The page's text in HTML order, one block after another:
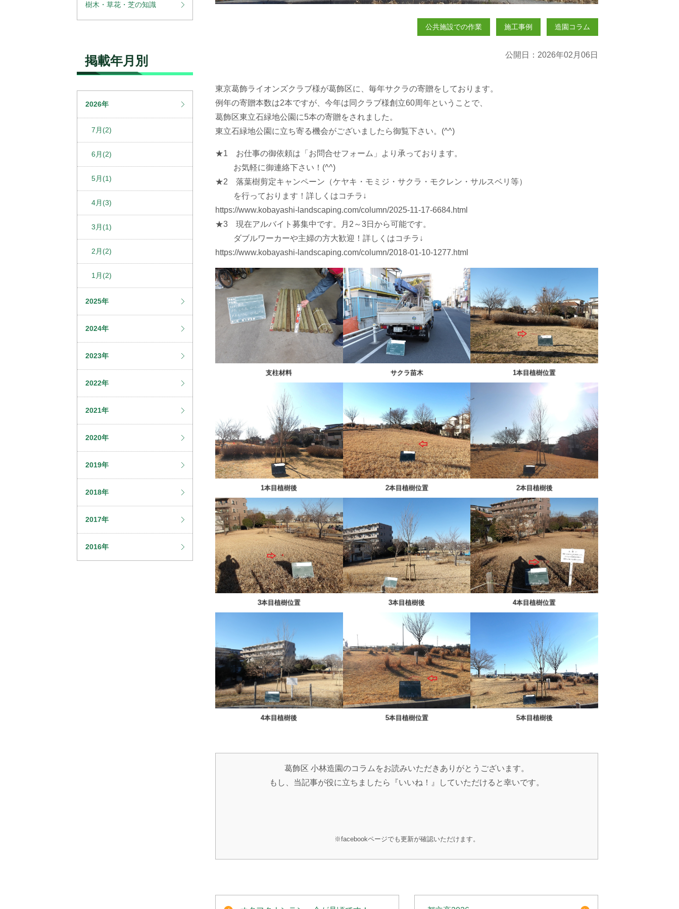
公共施設での作業 施工事例 造園コラム
公開日：2026年02月06日
東京葛飾ライオンズクラブ様が葛飾区に、毎年サクラの寄贈をしております。
例年の寄贈本数は2本ですが、今年は同クラブ様創立60周年ということで、
葛飾区東立石緑地公園に5本の寄贈をされました。
東立石緑地公園に立ち寄る機会がございましたら御覧下さい。(^^)
★1 お仕事の御依頼は「お問合せフォーム」より承っております。
お気軽に御連絡下さい！(^^)
★2 落葉樹剪定キャンペーン（ケヤキ・モミジ・サクラ・モクレン・サルスベリ等）
を行っております！詳しくはコチラ↓
https://www.kobayashi-landscaping.com/column/2025-11-17-6684.html
★3 現在アルバイト募集中です。月2～3日から可能です。
ダブルワーカーや主婦の方大歓迎！詳しくはコチラ↓
https://www.kobayashi-landscaping.com/column/2018-01-10-1277.html
支柱材料 サクラ苗木 1本目植樹位置
1本目植樹後 2本目植樹位置 2本目植樹後
3本目植樹位置 3本目植樹後 4本目植樹位置
4本目植樹後 5本目植樹位置 5本目植樹後
葛飾区 小林造園のコラムをお読みいただきありがとうございます。
もし、当記事が役に立ちましたら『いいね！』していただけると幸いです。
※facebookページでも更新が確認いただけます。
樹木・草花・芝の知識
掲載年月別
2026年
7月(2)
6月(2)
5月(1)
4月(3)
3月(1)
2月(2)
1月(2)
2025年
2024年
2023年
2022年
2021年
2020年
2019年
2018年
2017年
2016年